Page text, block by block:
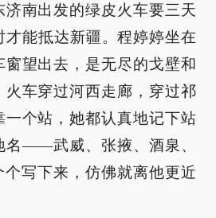
济南出发的绿皮火车要三天
才能抵达新疆。程婷婷坐在
望出去，是无尽的戈壁和
火车穿过河西走廊，穿过祁
一个站，她都认真地记下站
名——武威、张掖、酒泉、
写下来，仿佛就离他更近